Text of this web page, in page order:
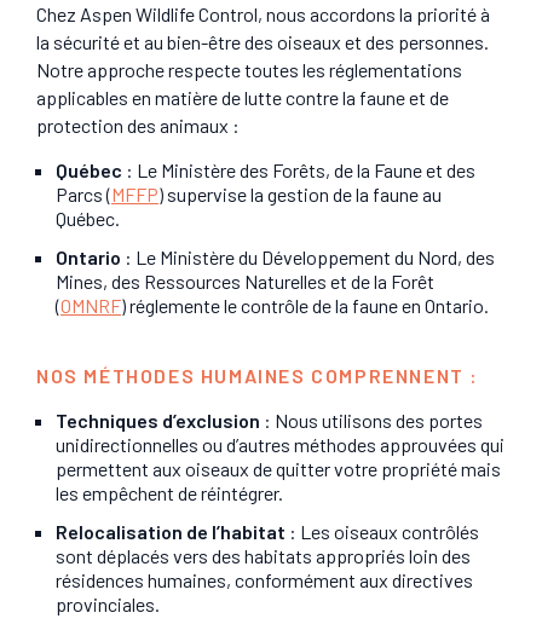
Chez Aspen Wildlife Control, nous accordons la priorité à
la sécurité et au bien-être des oiseaux et des personnes.
Notre approche respecte toutes les réglementations
applicables en matière de lutte contre la faune et de
protection des animaux :
Québec : Le Ministère des Forêts, de la Faune et des
Parcs (MFFP) supervise la gestion de la faune au
Québec.
Ontario : Le Ministère du Développement du Nord, des
Mines, des Ressources Naturelles et de la Forêt
(OMNRF) réglemente le contrôle de la faune en Ontario.
NOS MÉTHODES HUMAINES COMPRENNENT :
Techniques d’exclusion : Nous utilisons des portes
unidirectionnelles ou d’autres méthodes approuvées qui
permettent aux oiseaux de quitter votre propriété mais
les empêchent de réintégrer.
Relocalisation de l’habitat : Les oiseaux contrôlés
sont déplacés vers des habitats appropriés loin des
résidences humaines, conformément aux directives
provinciales.